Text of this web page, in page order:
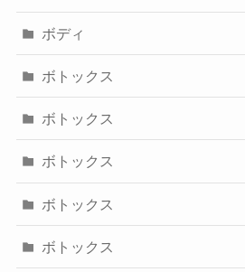
ボディ
ボトックス
ボトックス
ボトックス
ボトックス
ボトックス